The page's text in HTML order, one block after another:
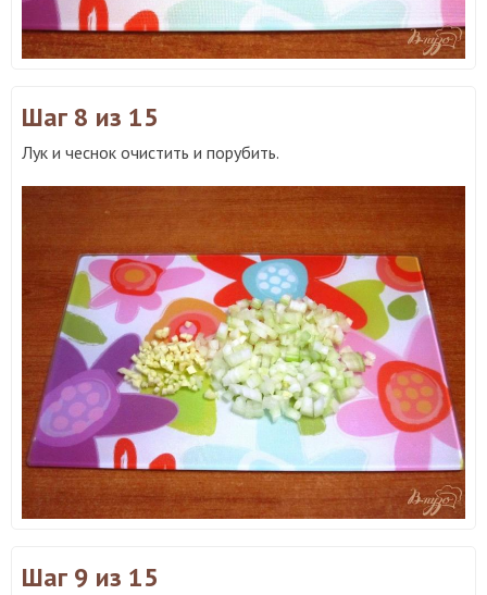
Шаг 8 из 15
Лук и чеснок очистить и порубить.
Шаг 9 из 15